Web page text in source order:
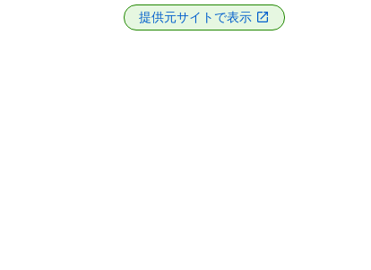
提供元サイトで表示